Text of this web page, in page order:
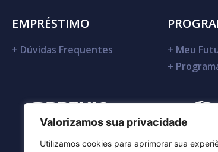
Valorizamos sua privacidade
Utilizamos cookies para aprimorar sua
EMPRÉSTIMO
+ Dúvidas Frequentes + Meu
+